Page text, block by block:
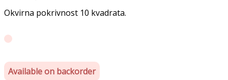
Okvirna pokrivnost 10 kvadrata.
Available on backorder